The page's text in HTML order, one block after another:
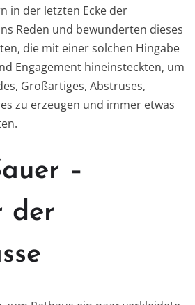
in der letzten Ecke der
Reden und bewunderten dieses
die mit einer solchen Hingabe
Engagement hineinsteckten, um
Großartiges, Abstruses,
zu erzeugen und immer etwas
–
der